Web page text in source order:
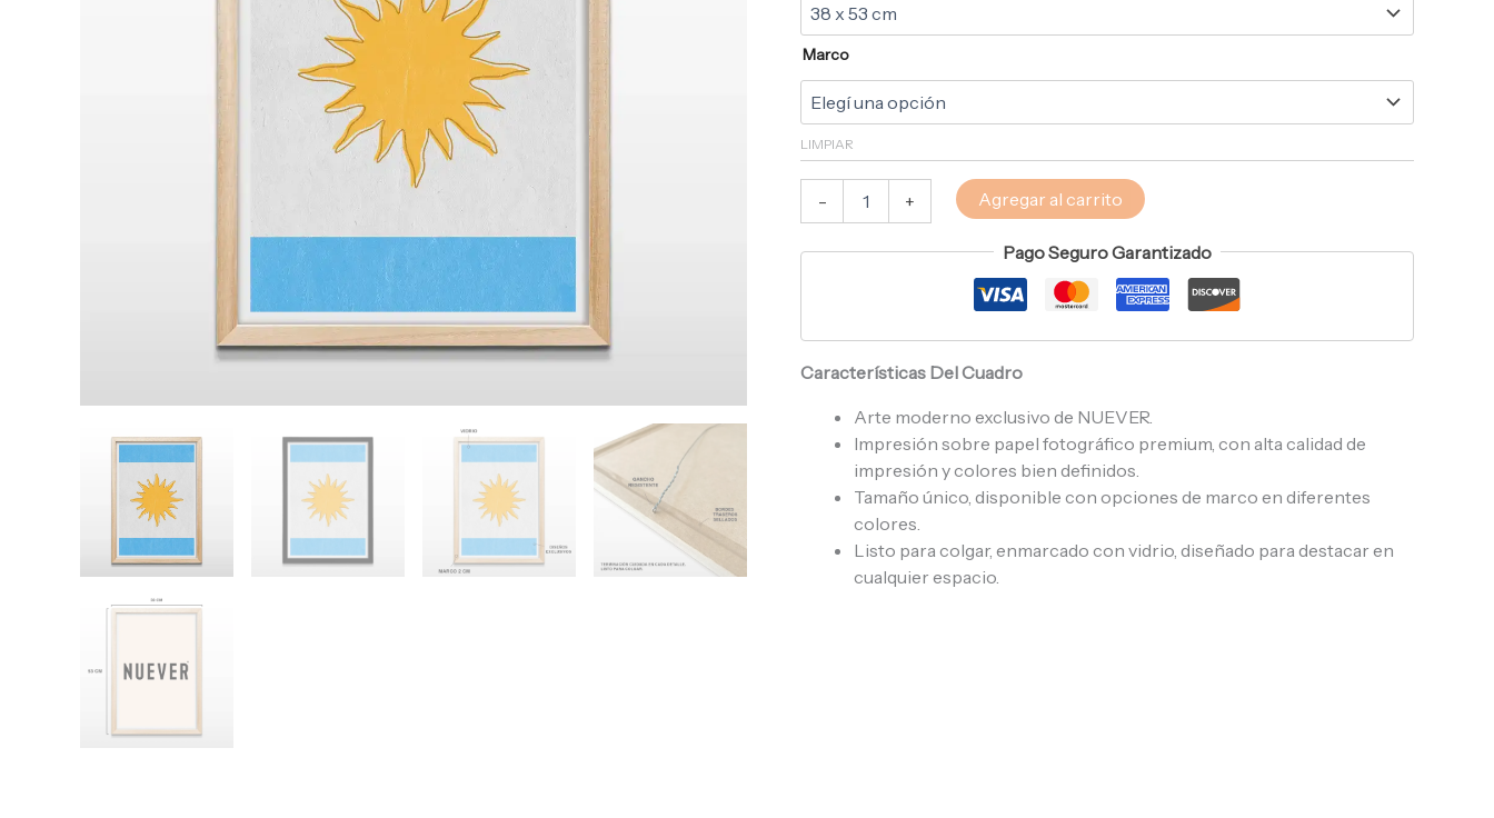
Marco
LIMPIAR
- + Agregar al carrito
Pago Seguro Garantizado
Características Del Cuadro
Arte moderno exclusivo de NUEVER.
Impresión sobre papel fotográfico premium, con alta calidad de
impresión y colores bien definidos.
Tamaño único, disponible con opciones de marco en diferentes
colores.
Listo para colgar, enmarcado con vidrio, diseñado para destacar en
cualquier espacio.